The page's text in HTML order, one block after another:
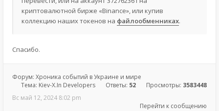
криптовалютной бирже «Binance», или купив
коллекцию наших токенов на файлообменниках.
Спасибо.
Форум: Хроника событий в Украине и мире
Тема: Kiev-X.In Developers Ответы: 52 Просмотры: 3583448
Вс май 12, 2024 8:02 pm
Перейти к сообщению